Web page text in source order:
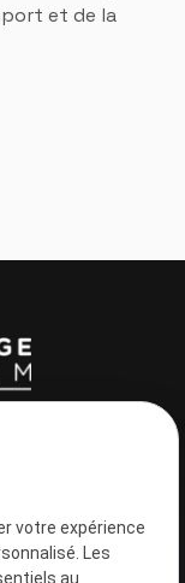
et de la
votre expérience
Les
au